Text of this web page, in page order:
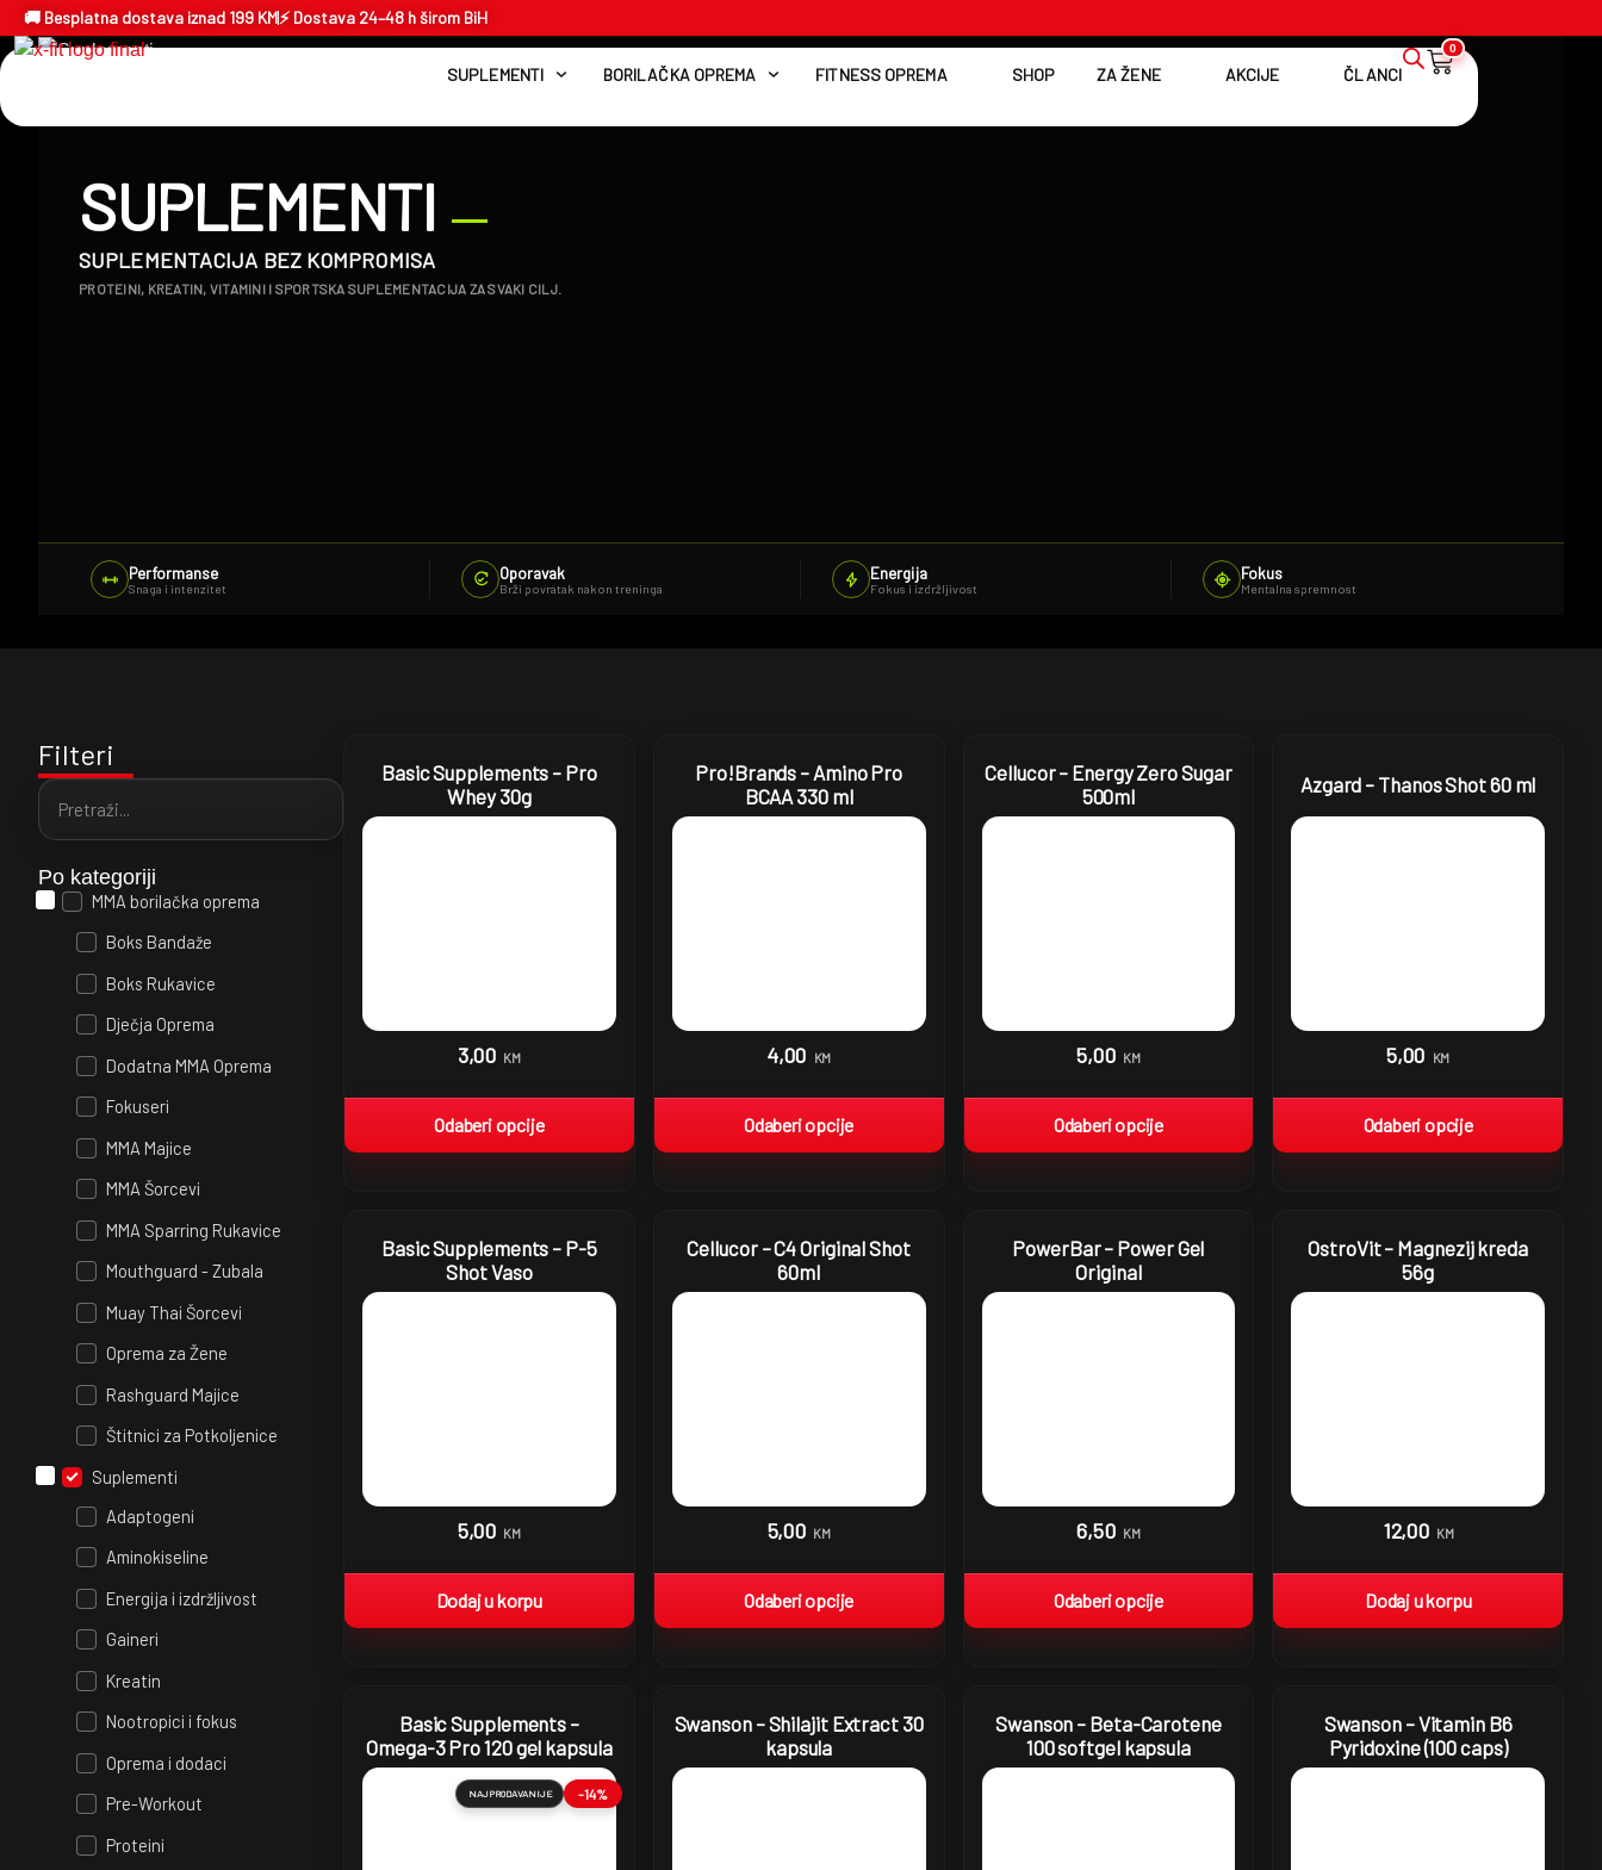
🚚 Besplatna dostava iznad 199 KM⚡ Dostava 24–48 h širom BiH
SUPLEMENTI BORILAČKA OPREMA FITNESS OPREMA SHOP ZA ŽENE AKCIJE ČLANCI
0
SUPLEMENTI
SUPLEMENTACIJA BEZ KOMPROMISA
PROTEINI, KREATIN, VITAMINI I SPORTSKA SUPLEMENTACIJA ZA SVAKI CILJ.
Performanse
Snaga i intenzitet
Oporavak
Brži povratak nakon treninga
Energija
Fokus i izdržljivost
Fokus
Mentalna spremnost
Filteri
Po kategoriji
MMA borilačka oprema
Boks Bandaže
Boks Rukavice
Dječja Oprema
Dodatna MMA Oprema
Fokuseri
MMA Majice
MMA Šorcevi
MMA Sparring Rukavice
Mouthguard - Zubala
Muay Thai Šorcevi
Oprema za Žene
Rashguard Majice
Štitnici za Potkoljenice
Suplementi
Adaptogeni
Aminokiseline
Energija i izdržljivost
Gaineri
Kreatin
Nootropici i fokus
Oprema i dodaci
Pre-Workout
Proteini
Basic Supplements – Pro
Whey 30g
3,00 KM
Odaberi opcije
Pro!Brands – Amino Pro
BCAA 330 ml
4,00 KM
Odaberi opcije
Cellucor – Energy Zero Sugar
500ml
5,00 KM
Odaberi opcije
Azgard – Thanos Shot 60 ml
5,00 KM
Odaberi opcije
Basic Supplements – P-5
Shot Vaso
5,00 KM
Dodaj u korpu
Cellucor – C4 Original Shot
60ml
5,00 KM
Odaberi opcije
PowerBar – Power Gel
Original
6,50 KM
Odaberi opcije
OstroVit – Magnezij kreda
56g
12,00 KM
Dodaj u korpu
Basic Supplements –
Omega-3 Pro 120 gel kapsula
-14%
NAJPRODAVANIJE
Swanson – Shilajit Extract 30
kapsula
Swanson – Beta-Carotene
100 softgel kapsula
Swanson – Vitamin B6
Pyridoxine (100 caps)